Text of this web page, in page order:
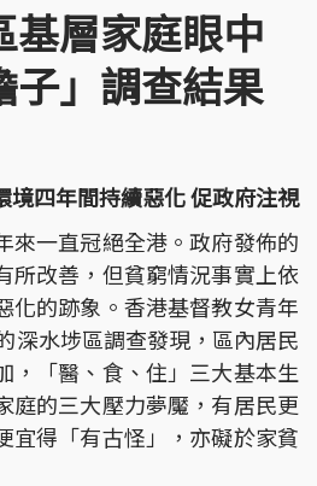
基層家庭眼中
子」調查結果
境四年間持續惡化 促政府注視
來一直冠絕全港。政府發佈的
所改善，但貧窮情況事實上依
化的跡象。香港基督教女青年
深水埗區調查發現，區內居民
，「醫、食、住」三大基本生
庭的三大壓力夢魘，有居民更
宜得「有古怪」，亦礙於家貧